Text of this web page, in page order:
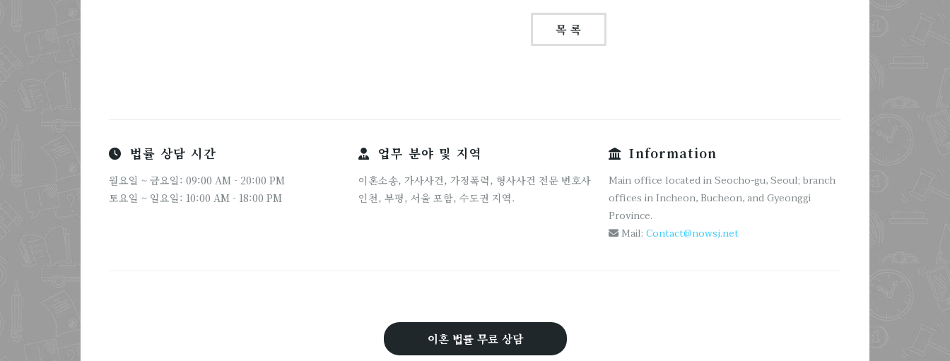
목 록
법률 상담 시간
월요일 ~ 금요일: 09:00 AM - 20:00 PM
토요일 ~ 일요일: 10:00 AM - 18:00 PM
업무 분야 및 지역
이혼소송, 가사사건, 가정폭력, 형사사건 전문 변호사
인천, 부평, 서울 포함, 수도권 지역.
Information
Main office located in Seocho-gu, Seoul; branch
offices in Incheon, Bucheon, and Gyeonggi
Province.
Mail: Contact@nowsj.net
이혼 법률 무료 상담